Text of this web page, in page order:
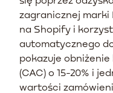
zagranicznej marki
na Shopify i
automatycznego
pokazuje
(CAC) o 15-20% i
wartości